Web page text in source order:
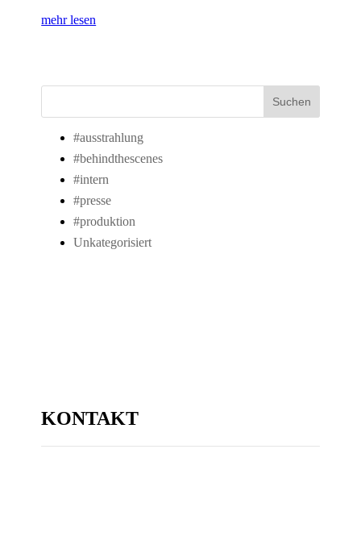
mehr lesen
Suchen
#ausstrahlung
#behindthescenes
#intern
#presse
#produktion
Unkategorisiert
KONTAKT